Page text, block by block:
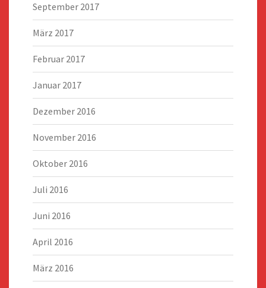
September 2017
März 2017
Februar 2017
Januar 2017
Dezember 2016
November 2016
Oktober 2016
Juli 2016
Juni 2016
April 2016
März 2016